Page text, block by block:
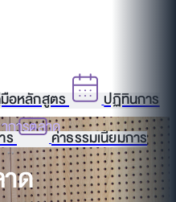
อหลักสูตร
ปฏิทินการ
ร
ค่าธรรมเนียมการ
การตลาด
ด